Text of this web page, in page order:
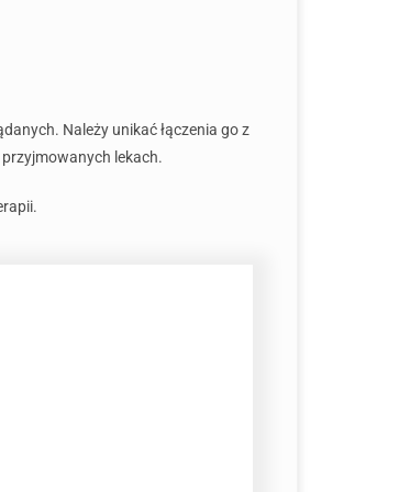
Należy unikać łączenia go z
lekach.